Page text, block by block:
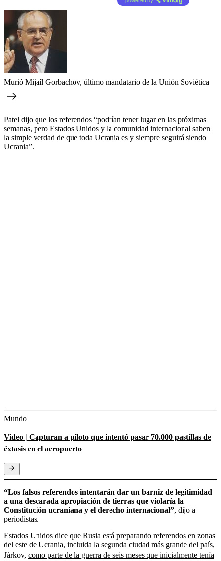
Murió Mijaíl Gorbachov, último mandatario de la Unión Soviética
Patel dijo que los referendos “podrían tener lugar en las próximas
semanas, pero Estados Unidos y la comunidad internacional saben
la simple verdad de que toda Ucrania es y siempre seguirá siendo
Ucrania”.
Mundo
Video | Capturan a piloto que intentó pasar 70.000 pastillas de
éxtasis en el aeropuerto
“Los falsos referendos intentarán dar un barniz de legitimidad
a una descarada apropiación de tierras que violaría la
Constitución ucraniana y el derecho internacional”, dijo a
periodistas.
Estados Unidos dice que Rusia está preparando referendos en zonas
del este de Ucrania, incluida la segunda ciudad más grande del país,
Járkov, como parte de la guerra de seis meses que inicialmente tenía